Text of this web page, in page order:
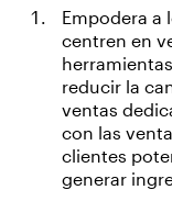
Empodera a
centren en
reducir la
ventas
con las
clientes
generar